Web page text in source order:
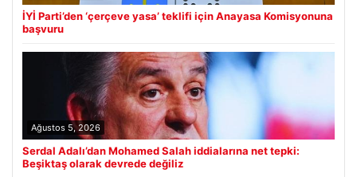
İYİ Parti’den ‘çerçeve yasa’ teklifi için Anayasa Komisyonuna
başvuru
Ağustos 5, 2026
Serdal Adalı’dan Mohamed Salah iddialarına net tepki:
Beşiktaş olarak devrede değiliz